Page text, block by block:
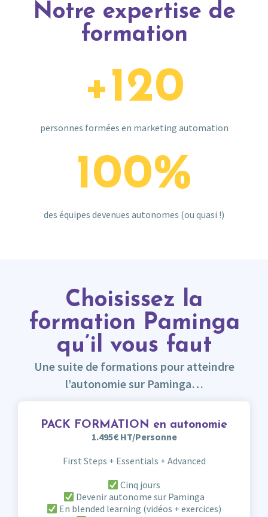
Notre expertise de
formation
+120
personnes formées en marketing automation
100%
des équipes devenues autonomes (ou quasi !)
Choisissez la
formation Paminga
qu’il vous faut
Une suite de formations pour atteindre
l’autonomie sur Paminga…
PACK FORMATION en autonomie
1.495€ HT/Personne
First Steps + Essentials + Advanced
Cinq jours
Devenir autonome sur Paminga
En blended learning (vidéos + exercices)